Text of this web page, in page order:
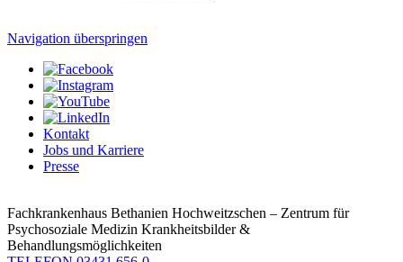
Navigation überspringen
Kontakt
Jobs und Karriere
Presse
Fachkrankenhaus Bethanien Hochweitzschen – Zentrum für
Psychosoziale Medizin Krankheitsbilder &
Behandlungsmöglichkeiten